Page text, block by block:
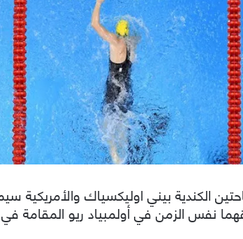
الكندية بيني اوليكسياك والأمريكية